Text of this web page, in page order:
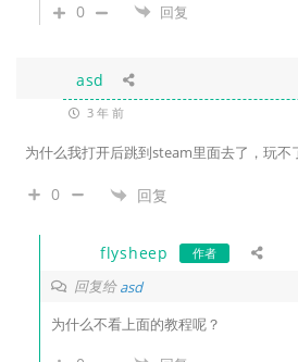
0 回复
asd
3 年 前
为什么我打开后跳到steam里面去了，玩不
0 回复
flysheep 作者
回复给asd
为什么不看上面的教程呢？